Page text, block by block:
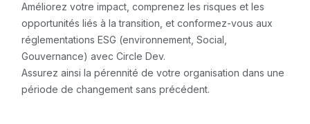
Améliorez votre impact, comprenez les risques et les
opportunités liés à la transition, et conformez-vous aux
réglementations ESG (environnement, Social,
Gouvernance) avec Circle Dev.
Assurez ainsi la pérennité de votre organisation dans une
période de changement sans précédent.